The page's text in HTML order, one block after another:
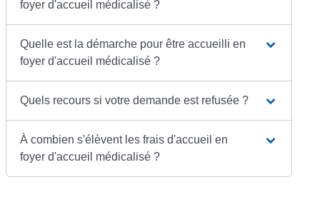
foyer d'accueil médicalisé ?
Quelle est la démarche pour être accueilli en
foyer d'accueil médicalisé ?
Quels recours si votre demande est refusée ?
À combien s'élèvent les frais d'accueil en
foyer d'accueil médicalisé ?